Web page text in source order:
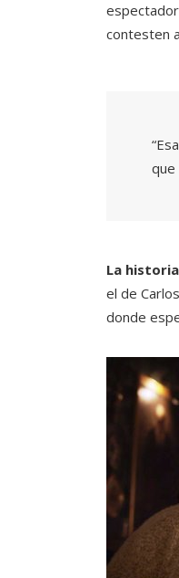
contesten
que
La
el de
donde